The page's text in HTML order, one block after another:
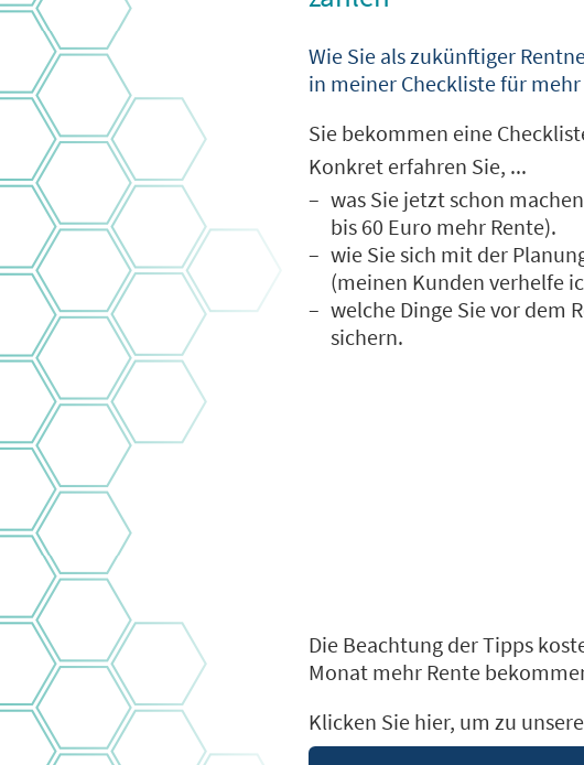
Wie Sie als zukünftiger
in meiner Checkliste für mehr
Sie bekommen eine
Konkret erfahren Sie, ...
–was Sie jetzt schon
bis 60 Euro mehr Rente).
–wie Sie sich mit der
(meinen Kunden verhelfe
–welche Dinge Sie vor dem
sichern.
Die Beachtung der Tipps
Monat mehr Rente
Klicken Sie hier, um zu